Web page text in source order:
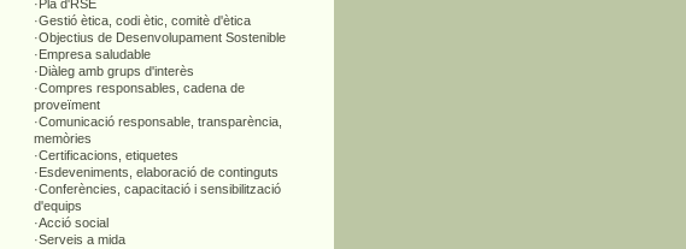
·Pla d'RSE
·Gestió ètica, codi ètic, comitè d'ètica
·Objectius de Desenvolupament Sostenible
·Empresa saludable
·Diàleg amb grups d'interès
·Compres responsables, cadena de
proveïment
·Comunicació responsable, transparència,
memòries
·Certificacions, etiquetes
·Esdeveniments, elaboració de continguts
·Conferències, capacitació i sensibilització
d'equips
·Acció social
·Serveis a mida